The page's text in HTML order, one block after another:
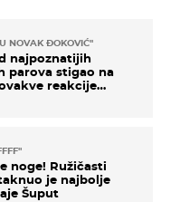
NOVAK ĐOKOVIĆ"
najpoznatijih
parova stigao na
reakcije
noge! Ružičasti
je najbolje
Šuput